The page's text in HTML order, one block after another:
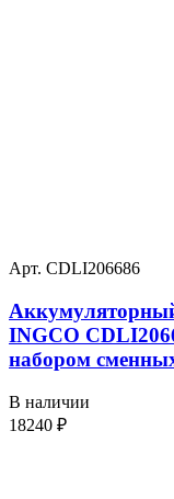
Арт. CDLI206686
INGCO
набором
В наличии
18240 ₽